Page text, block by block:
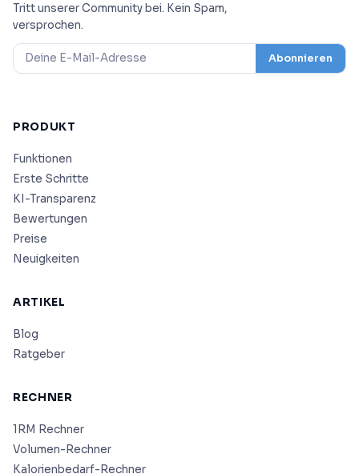
Tritt unserer Community bei. Kein Spam,
versprochen.
Abonnieren
PRODUKT
Funktionen
Erste Schritte
KI-Transparenz
Bewertungen
Preise
Neuigkeiten
ARTIKEL
Blog
Ratgeber
RECHNER
1RM Rechner
Volumen-Rechner
Kalorienbedarf-Rechner